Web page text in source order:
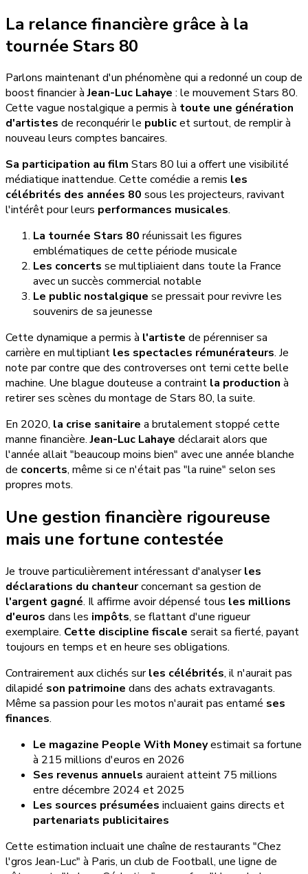
La relance financière grâce à la
tournée Stars 80
Parlons maintenant d'un phénomène qui a redonné un coup de
boost financier àJean-Luc Lahaye : le mouvement Stars 80.
Cette vague nostalgique a permis à toute une génération
d'artistes de reconquérir le publicet surtout, de remplir à
nouveau leurs comptes bancaires.
Sa participation au film Stars 80 lui a offert une visibilité
médiatique inattendue. Cette comédie a remis les
célébrités des années 80 sous les projecteurs, ravivant
l'intérêt pour leurs performances musicales.
La tournée Stars 80 réunissait les figures
emblématiques de cette période musicale
Les concerts se multipliaient dans toute la France
avec un succès commercial notable
Le public nostalgique se pressait pour revivre les
souvenirs de sa jeunesse
Cette dynamique a permis à l'artiste de pérenniser sa
carrière en multipliant les spectacles rémunérateurs. Je
note par contre que des controverses ont terni cette belle
machine. Une blague douteuse a contraint la production à
retirer ses scènes du montage de Stars 80, la suite.
En 2020, la crise sanitaire a brutalement stoppé cette
manne financière.Jean-Luc Lahaye déclarait alors que
l'année allait "beaucoup moins bien" avec une année blanche
de concerts, même si ce n'était pas "la ruine" selon ses
propres mots.
Une gestion financière rigoureuse
mais une fortune contestée
Je trouve particulièrement intéressant d'analyserles
déclarations du chanteurconcernant sa gestion de
l'argent gagné. Il affirme avoir dépensé tous les millions
d'euros dans les impôts, se flattant d'une rigueur
exemplaire. Cette discipline fiscale serait sa fierté, payant
toujours en temps et en heure ses obligations.
Contrairement aux clichés surles célébrités, il n'aurait pas
dilapidé son patrimoine dans des achats extravagants.
Même sa passion pour les motos n'aurait pas entamé ses
finances.
Le magazine People With Moneyestimait sa fortune
à 215 millions d'euros en 2026
Ses revenus annuels auraient atteint 75 millions
entre décembre 2024 et 2025
Les sources présumées incluaient gains directs et
partenariats publicitaires
Cette estimation incluait une chaîne de restaurants "Chez
l'gros Jean-Luc" à Paris, un club de Football, une ligne de